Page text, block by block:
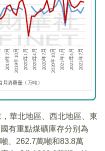
華北地區、西北地區、東
有重點煤礦庫存分别為
、262.7萬噸和83.8萬